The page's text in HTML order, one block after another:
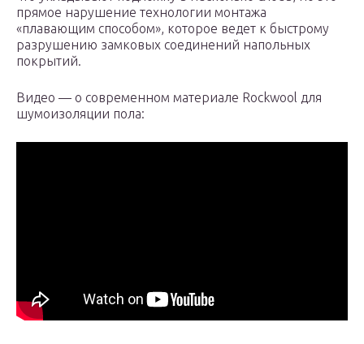
прямое нарушение технологии монтажа
«плавающим способом», которое ведет к быстрому
разрушению замковых соединений напольных
покрытий.
Видео — о современном материале Rockwool для
шумоизоляции пола: